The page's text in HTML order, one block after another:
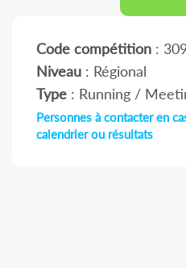
Code compétition:
Niveau: Régional
Type: Running /
Personnes à contacter en
calendrier ou résultats